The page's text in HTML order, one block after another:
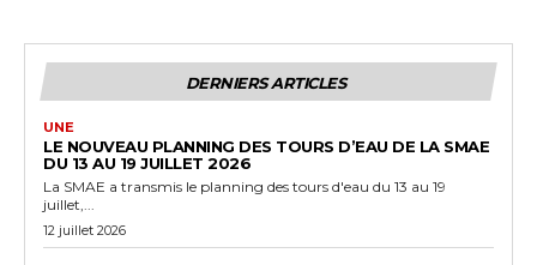
DERNIERS ARTICLES
UNE
LE NOUVEAU PLANNING DES TOURS D’EAU DE LA SMAE
DU 13 AU 19 JUILLET 2026
La SMAE a transmis le planning des tours d'eau du 13 au 19
juillet,...
12 juillet 2026